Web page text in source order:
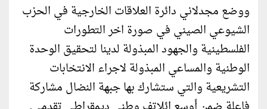
ووضع مجدلاني دائرة العلاقات الخارجية في الحزب
الشيوعي الصيني في صورة اخر التطورات
الفلسطينية والجهود المبذولة لدينا لتحقيق الوحدة
الوطنية والمساعي المبذولة لاجراء الانتخابات
التشريعية والتي ستشارك بها جبهة النضال مشاركة